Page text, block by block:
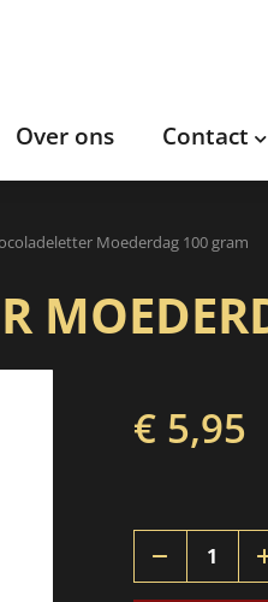
Over ons Contact
Moederdag 100 gram
€ 5,95